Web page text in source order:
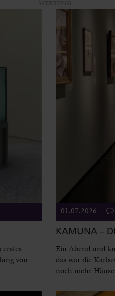
von
01.07.2026
KAMUNA –
Ein Abend und
das war die
noch mehr